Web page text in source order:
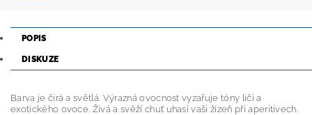
POPIS
DISKUZE
Barva je čirá a světlá. Výrazná ovocnost vyzařuje tóny liči a
exotického ovoce. Živá a svěží chuť uhasí vaši žízeň při aperitivech.